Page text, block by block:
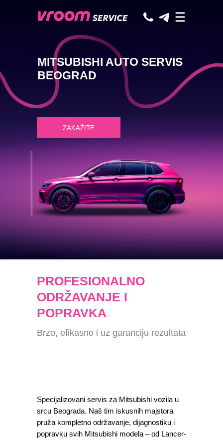
MITSUBISHI AUTO SERVIS
BEOGRAD
ZAKAŽITE
Specijalizovani servis za Mitsubishi vozila u
srcu Beograda. Naš tim iskusnih majstora
pruža kompletno održavanje, dijagnostiku i
popravku svih Mitsubishi modela – od Lancer-
Brzo, efikasno i uz garanciju rezultata
PROFESIONALNO
ODRŽAVANJE I
POPRAVKA